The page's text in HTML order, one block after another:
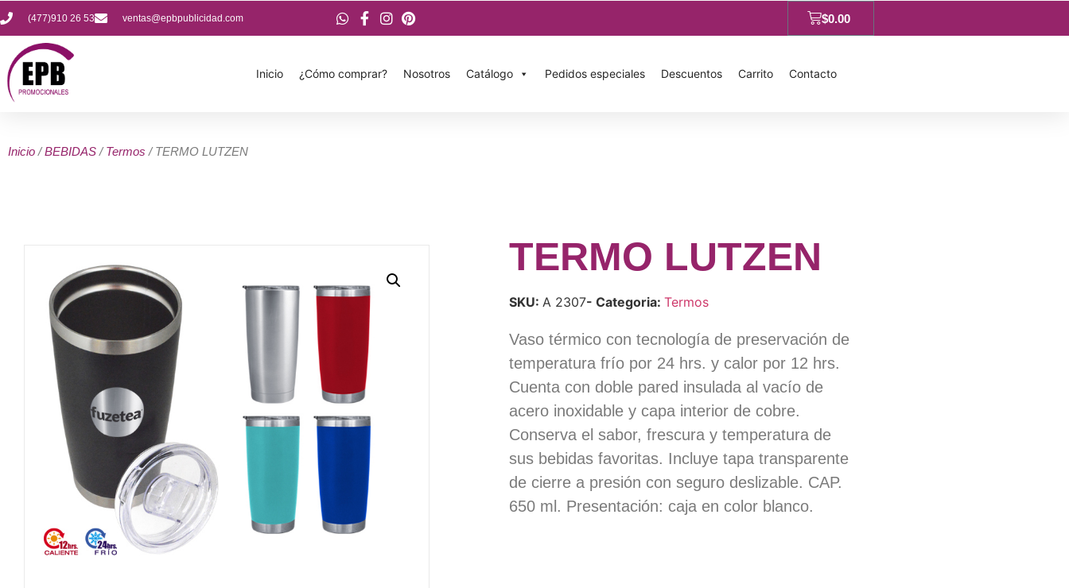
(477)910 26 53 ventas@epbpublicidad.com $0.00
Inicio ¿Cómo comprar? Nosotros Catálogo Pedidos especiales Descuentos Carrito Contacto
Inicio /BEBIDAS /Termos / TERMO LUTZEN
TERMO LUTZEN
SKU: A 2307- Categoria: Termos
Vaso térmico con tecnología de preservación de
temperatura frío por 24 hrs. y calor por 12 hrs.
Cuenta con doble pared insulada al vacío de
acero inoxidable y capa interior de cobre.
Conserva el sabor, frescura y temperatura de
sus bebidas favoritas. Incluye tapa transparente
de cierre a presión con seguro deslizable. CAP.
650 ml. Presentación: caja en color blanco.